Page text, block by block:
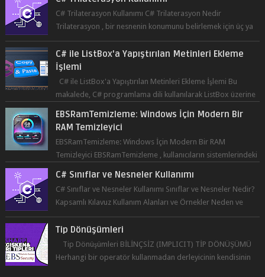
C# Trilaterasyon Kullanımı C# Trilaterasyon Nedir
Trilaterasyon , bir nesnenin konumunu belirlemek için üç ya
da daha fazla refer...
C# ile ListBox'a Yapıştırılan Metinleri Ekleme
İşlemi
C# ile ListBox'a Yapıştırılan Metinleri Ekleme İşlemi Bu
makalede, C# programlama dili kullanılarak ListBox üzerine
EBSRamTemizleme: Windows İçin Modern Bir
RAM Temizleyici
EBSRamTemizleme: Windows İçin Modern Bir RAM
Temizleyici EBSRamTemizleme , kullanıcıların sistemlerindeki
C# Sınıflar ve Nesneler Kullanımı
C# Sınıflar ve Nesneler Kullanımı Sınıflar ve Nesneler Nedir?
Kapsamlı Kılavuz Kullanım Alanları ve Örnekler Neden ve
Nasıl ...
Tip Dönüşümleri
Tip Dönüşümleri BİLİNÇSİZ (IMPLICIT) TİP DÖNÜŞÜMÜ
Herhangi bir operatör kullanmadan derleyicinin kendisinin